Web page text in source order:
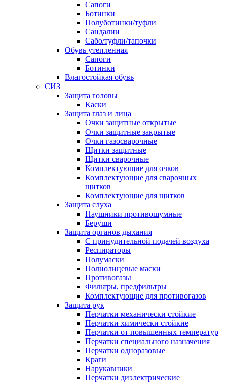
Сапоги
Ботинки
Полуботинки/туфли
Сандалии
Сабо/туфли/тапочки
Обувь утепленная
Сапоги
Ботинки
Влагостойкая обувь
СИЗ
Защита головы
Каски
Защита глаз и лица
Очки защитные открытые
Очки защитные закрытые
Очки газосварочные
Щитки защитные
Щитки сварочные
Комплектующие для очков
Комплектующие для сварочных
щитков
Комплектующие для щитков
Защита слуха
Наушники противошумные
Беруши
Защита органов дыхания
С принудительной подачей воздуха
Респираторы
Полумаски
Полнолицевые маски
Противогазы
Фильтры, предфильтры
Комплектующие для противогазов
Защита рук
Перчатки механически стойкие
Перчатки химически стойкие
Перчатки от повышенных температур
Перчатки специального назначения
Перчатки одноразовые
Краги
Нарукавники
Перчатки диэлектрические